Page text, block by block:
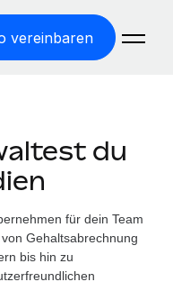
vereinbaren
bei der Einstellung
du
für dein Team
Gehaltsabrechnung
bis hin zu